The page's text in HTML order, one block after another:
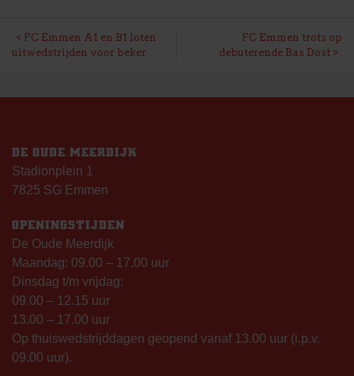
BERICHT
FC Emmen A1 en B1 loten
uitwedstrijden voor beker
FC Emmen trots op
debuterende Bas Dost
DE OUDE MEERDIJK
Stadionplein 1
7825 SG Emmen
OPENINGSTIJDEN
De Oude Meerdijk
Maandag: 09.00 – 17.00 uur
Dinsdag t/m vrijdag:
09.00 – 12.15 uur
13.00 – 17.00 uur
Op thuiswedstrijddagen geopend vanaf 13.00 uur (i.p.v.
09.00 uur).